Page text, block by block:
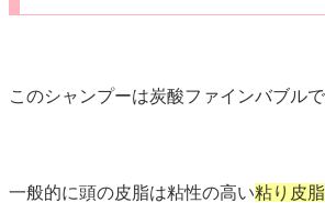
このシャンプーは炭酸ファインバブル
一般的に頭の皮脂は粘性の高い粘り皮脂